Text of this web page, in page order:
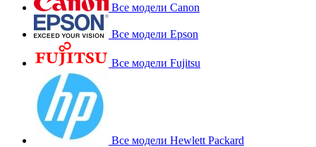
Все модели Canon
Все модели Epson
Все модели Fujitsu
Все модели Hewlett Packard